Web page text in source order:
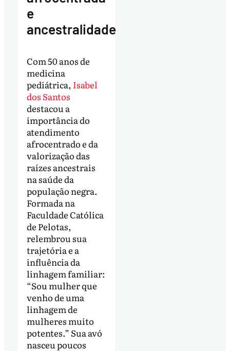
e
ancestralidade
Com 50 anos de
medicina
pediátrica, Isabel
dos Santos
destacou a
importância do
atendimento
afrocentrado e da
valorização das
raízes ancestrais
na saúde da
população negra.
Formada na
Faculdade Católica
de Pelotas,
relembrou sua
trajetória e a
influência da
linhagem familiar:
“Sou mulher que
venho de uma
linhagem de
mulheres muito
potentes.” Sua avó
nasceu poucos